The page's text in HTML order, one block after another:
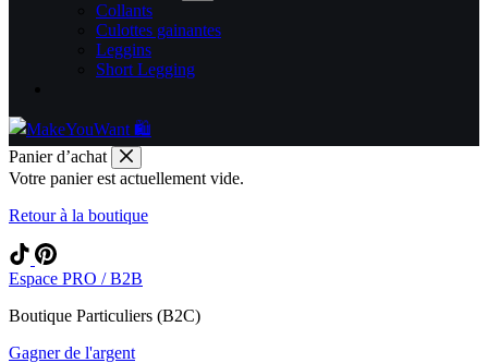
Collants
Culottes gainantes
Leggins
Short Legging
Panier d’achat
Votre panier est actuellement vide.
Retour à la boutique
Espace PRO / B2B
Boutique Particuliers (B2C)
Gagner de l'argent